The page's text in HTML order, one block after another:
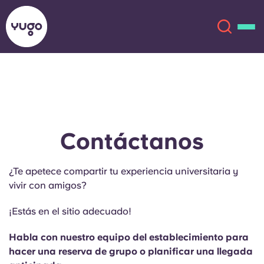
Cuenta Idioma
Català
Portuguese
Contáctanos
¿Te apetece compartir tu experiencia universitaria y
vivir con amigos?
¡Estás en el sitio adecuado!
Habla con nuestro equipo del establecimiento para
hacer una reserva de grupo o planificar una llegada